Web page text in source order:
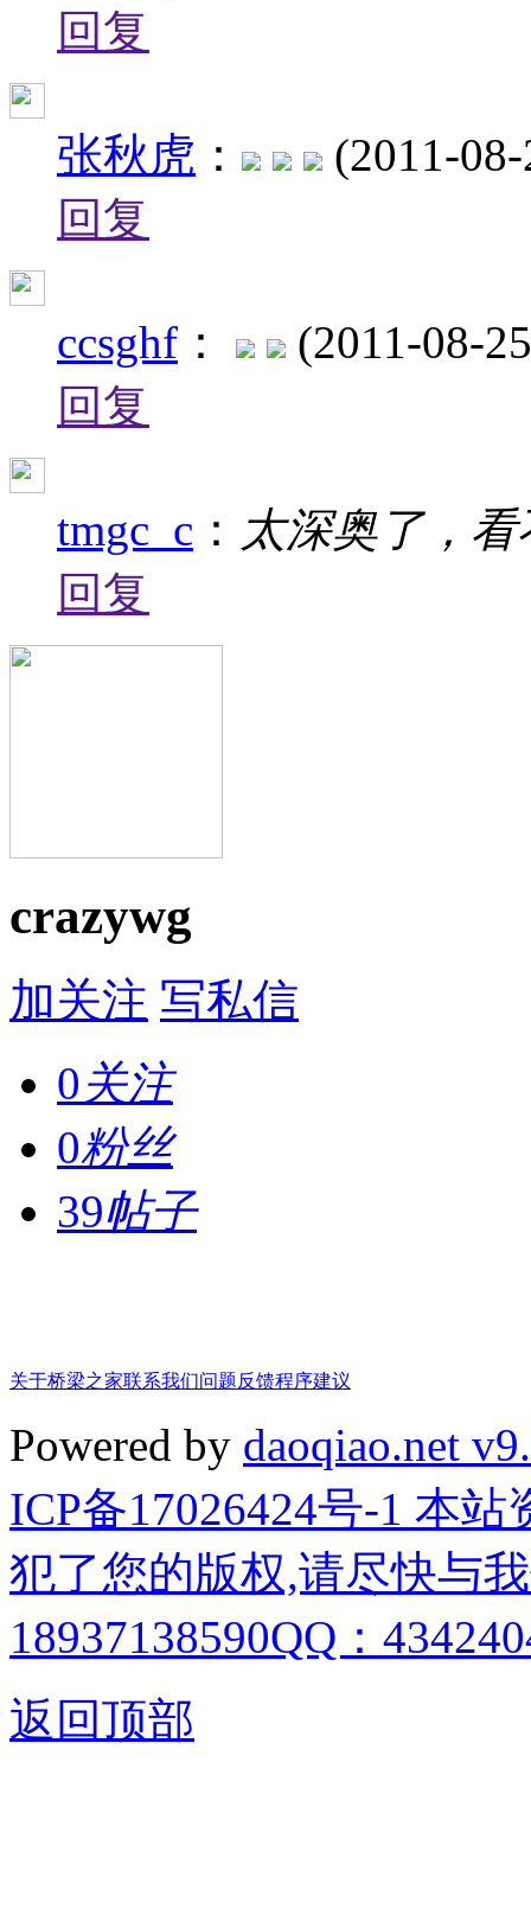
回复
张秋虎 ：
(2011-
回复
ccsghf ：
(2011-08-
回复
tmgc_c ： 太深奥了，
回复
crazywg
加关注 写私信
0关注
0粉丝
39帖子
关于桥梁之家联系我们问题反馈程序建议
Powered by daoqiao.net
ICP备17026424号-1 本
犯了您的版权,请尽快与
18937138590QQ：
返回顶部